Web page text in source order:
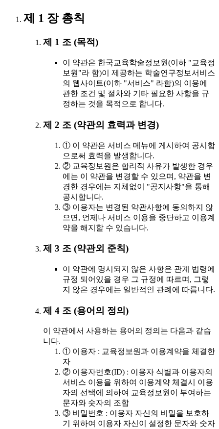
제 1 장 총칙
제 1 조 (목적)
이 약관은 한국교육학술정보원(이하 "교육정
보원"라 함)이 제공하는 학술연구정보서비스
의 웹사이트(이하 "서비스" 라함)의 이용에
관한 조건 및 절차와 기타 필요한 사항을 규
정하는 것을 목적으로 합니다.
제 2 조 (약관의 효력과 변경)
① 이 약관은 서비스 메뉴에 게시하여 공시함
으로써 효력을 발생합니다.
② 교육정보원은 합리적 사유가 발생한 경우
에는 이 약관을 변경할 수 있으며, 약관을 변
경한 경우에는 지체없이 "공지사항"을 통해
공시합니다.
③ 이용자는 변경된 약관사항에 동의하지 않
으면, 언제나 서비스 이용을 중단하고 이용계
약을 해지할 수 있습니다.
제 3 조 (약관외 준칙)
이 약관에 명시되지 않은 사항은 관계 법령에
규정 되어있을 경우 그 규정에 따르며, 그렇
지 않은 경우에는 일반적인 관례에 따릅니다.
제 4 조 (용어의 정의)
이 약관에서 사용하는 용어의 정의는 다음과 같습
니다.
① 이용자 : 교육정보원과 이용계약을 체결한
자
② 이용자번호(ID) : 이용자 식별과 이용자의
서비스 이용을 위하여 이용계약 체결시 이용
자의 선택에 의하여 교육정보원이 부여하는
문자와 숫자의 조합
③ 비밀번호 : 이용자 자신의 비밀을 보호하
기 위하여 이용자 자신이 설정한 문자와 숫자